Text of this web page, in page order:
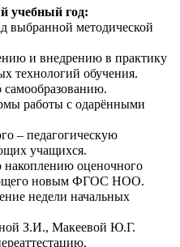
учебный год:
выбранной методической
и внедрению в практику
технологий обучения.
работы с одарёнными
– педагогическую
учащихся.
оценочного
новым ФГОС НОО.
недели начальных
З.И., Макеевой Ю.Г.